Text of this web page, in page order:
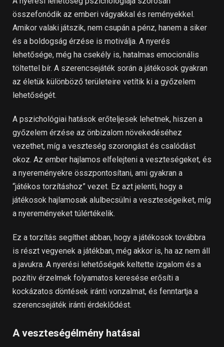
összefonódik az emberi vágyakkal és reményekkel.
Amikor valaki játszik, nem csupán a pénz, hanem a siker
és a boldogság érzése is motiválja. A nyerés
lehetősége, még ha csekély is, hatalmas emocionális
töltettel bír. A szerencsejáték során a játékosok gyakran
az életük különböző területeire vetítik ki a győzelem
lehetőségét.
A pszichológiai hatások erőteljesek lehetnek, hiszen a
győzelem érzése az önbizalom növekedéséhez
vezethet, míg a veszteség szorongást és csalódást
okoz. Az ember hajlamos elfelejteni a veszteségeket, és
a nyereményekre összpontosítani, ami gyakran a
“játékos torzításhoz” vezet. Ez azt jelenti, hogy a
játékosok hajlamosak alulbecsülni a veszteségeiket, míg
a nyereményeket túlértékelik.
Ez a torzítás segíthet abban, hogy a játékosok továbbra
is részt vegyenek a játékban, még akkor is, ha az nem áll
a javukra. A nyerési lehetőségek keltette izgalom és a
pozítiv érzelmek folyamatos keresése erősíti a
kockázatos döntések iránti vonzalmat, és fenntartja a
szerencsejáték iránti érdeklődést.
A veszteségélmény hatásai